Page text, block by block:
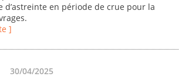
d’astreinte en période de crue pour la
]
30/04/2025